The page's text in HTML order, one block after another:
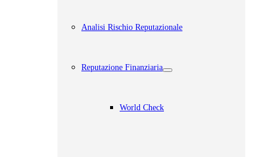
Analisi Rischio Reputazionale​
Reputazione Finanziaria
World Check